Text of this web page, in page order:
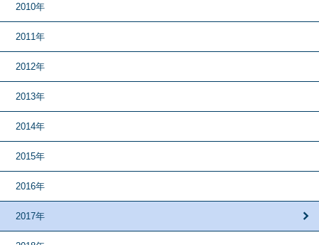
2010年
2011年
2012年
2013年
2014年
2015年
2016年
2017年